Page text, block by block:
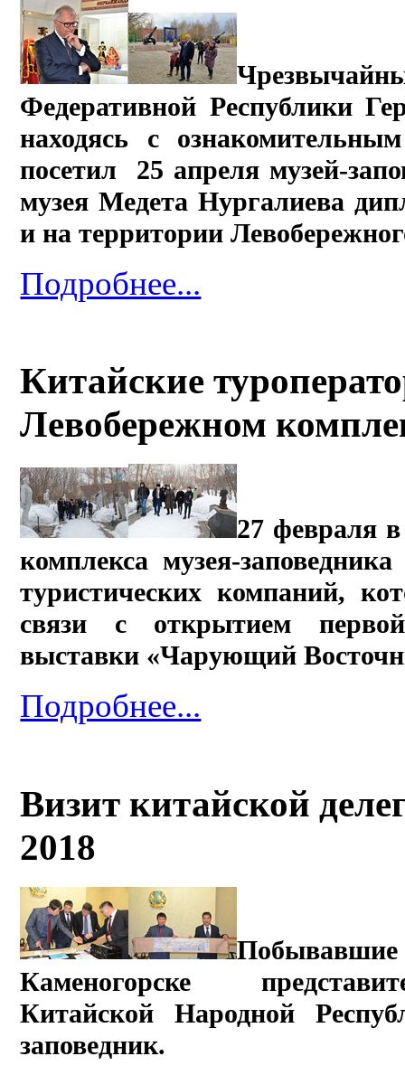
Федеративной Республики
находясь с
посетил 25 апреля музей-
музея Медета Нургалиева
и на территории
Подробнее...
Китайские
Левобережном
27 февраля
комплекса музея-
туристических компаний,
связи с открытием первой
выставки «Чарующий
Подробнее...
Визит китайской
2018
Каменогорске
Китайской Народной
заповедник.